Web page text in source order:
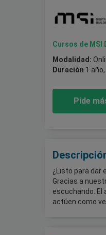
Cursos de
Modalidad:
Duración 1
Pide
¿Listo para dar
Gracias a
escuchando.
actúen como